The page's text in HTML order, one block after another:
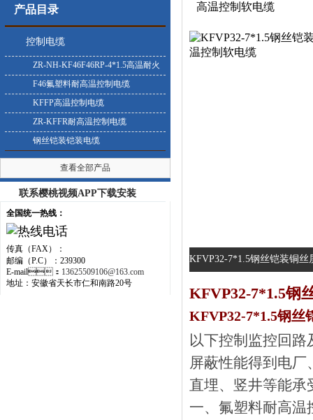
产品目录
控制电缆
ZR-NH-KF46F46RP-4*1.5高温耐火
控制电缆
F46氟塑料耐高温控制电缆
KFFP高温控制电缆
ZR-KFFR耐高温控制电缆
钢丝铠装铠装电缆
查看全部产品
联系樱桃视频APP下载安装
全国统一热线：
传真（FAX）：
邮编（P.C）：239300
E-mail： 13625509106@163.com
地址：安徽省天长市仁和南路20号
高温控制软电缆
KFVP32-7*1.5钢丝铠装铜丝
KFVP32-7*1.5钢
KFVP32-7*1.5钢丝
以下控制监控回路
屏蔽性能得到电厂
直埋、竖井等能
一、 氟塑料耐高温